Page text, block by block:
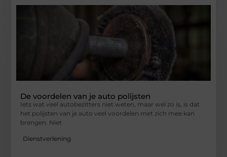
De voordelen van je auto polijsten
Iets wat veel autobezitters niet weten, maar wel zo is, is dat
het polijsten van je auto veel voordelen met zich mee kan
brengen. Niet
Dienstverlening